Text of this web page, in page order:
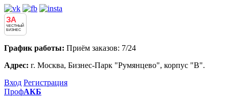
ЗА
ЧЕСТНЫЙ
БИЗНЕС
График работы: Приём заказов: 7/24
Адрес: г. Москва, Бизнес-Парк "Румянцево", корпус "В".
Вход Регистрация
ПрофАКБ